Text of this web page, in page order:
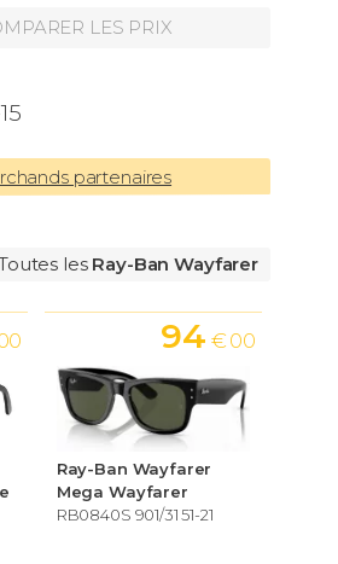
LES PRIX
partenaires
les Ray-Ban Wayfarer
Ray-Ban Wayfarer
Mega Wayfarer
RB0840S 901/31 51-21
94 € 00